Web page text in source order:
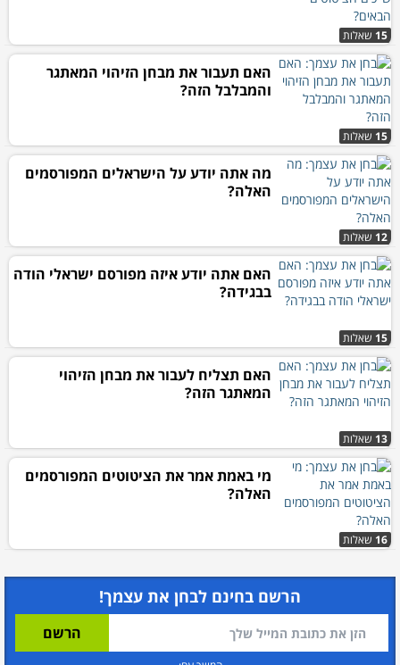
15 שאלות
15 שאלות
האם תעבור את מבחן הזיהוי המאתגר
והמבלבל הזה?
12 שאלות
מה אתה יודע על הישראלים המפורסמים
האלה?
15 שאלות
האם אתה יודע איזה מפורסם ישראלי הודה
בבגידה?
13 שאלות
האם תצליח לעבור את מבחן הזיהוי
המאתגר הזה?
16 שאלות
מי באמת אמר את הציטוטים המפורסמים
האלה?
הרשם בחינם לבחן את עצמך!